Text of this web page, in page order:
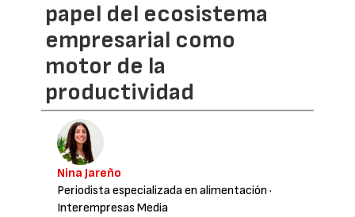
papel del ecosistema
empresarial como
motor de la
productividad
Nina Jareño
Periodista especializada en alimentación ·
Interempresas Media